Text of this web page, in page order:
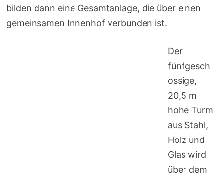
bilden dann eine Gesamtanlage, die über einen
gemeinsamen Innenhof verbunden ist.
Der
fünfgesch
ossige,
20,5 m
hohe Turm
aus Stahl,
Holz und
Glas wird
über dem